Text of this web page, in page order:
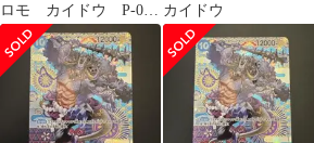
ロモ カイドウ P-040
ONEPIECECard カー
ド
カイドウ